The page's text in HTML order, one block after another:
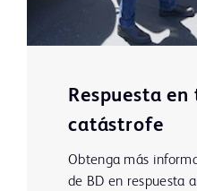
Respuesta
catástrofe
Obtenga más
de BD en respuesta